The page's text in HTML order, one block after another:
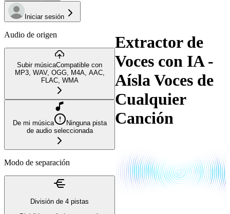
Iniciar sesión
Audio de origen
Subir músicaCompatible con
MP3, WAV, OGG, M4A, AAC,
FLAC, WMA
De mi música
Ninguna pista
de audio seleccionada
Modo de separación
División de 4 pistas
Extractor de
Voces con IA -
Aísla Voces de
Cualquier
Canción